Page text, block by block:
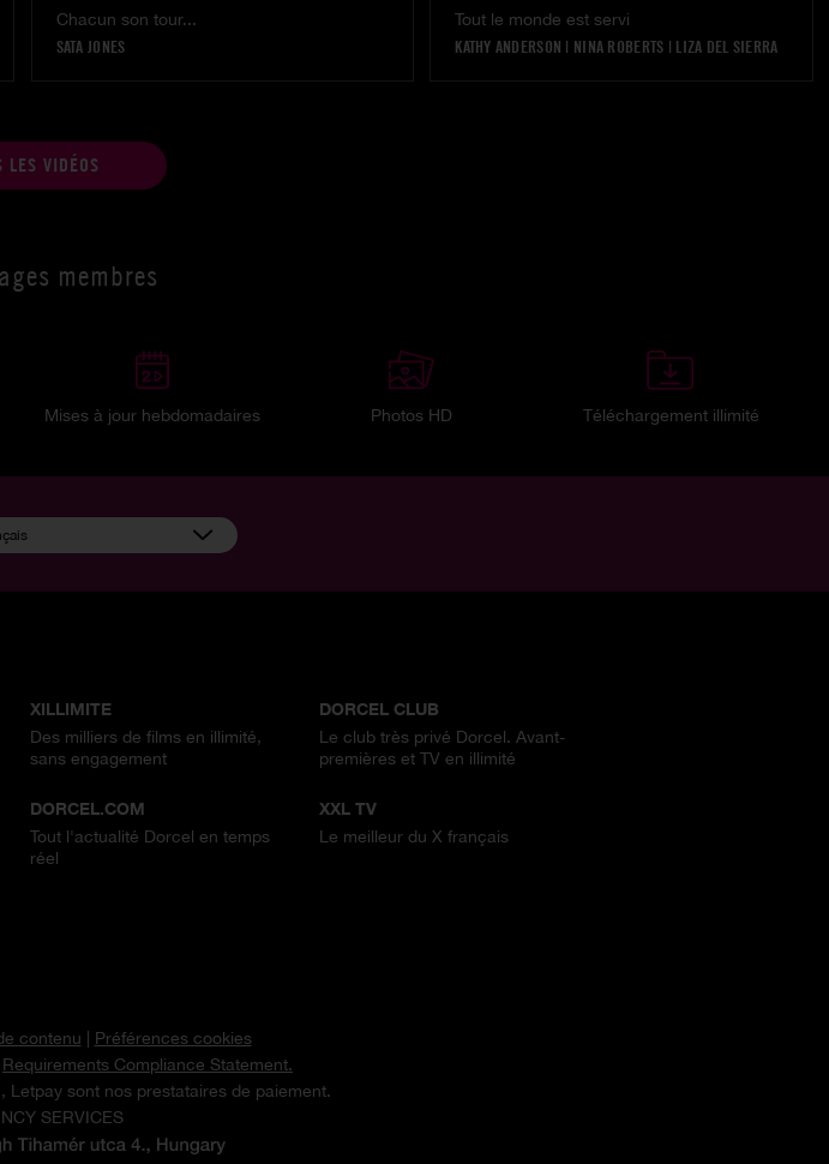
Chacun son tour...
SATA JONES
Tout le monde est servi
KATHY ANDERSON | NINA ROBERTS | LIZA DEL SIERRA
LES VIDÉOS
membres
Mises à jour hebdomadaires Photos HD Téléchargement illimité
XILLIMITE
Des milliers de films en illimité,
sans engagement
DORCEL CLUB
Le club très privé Dorcel. Avant-
premières et TV en illimité
DORCEL.COM
Tout l'actualité Dorcel en temps
réel
XXL TV
Le meilleur du X français
contenu
Préférences cookies
Requirements Compliance Statement.
, Letpay sont nos prestataires de paiement.
SERVICES